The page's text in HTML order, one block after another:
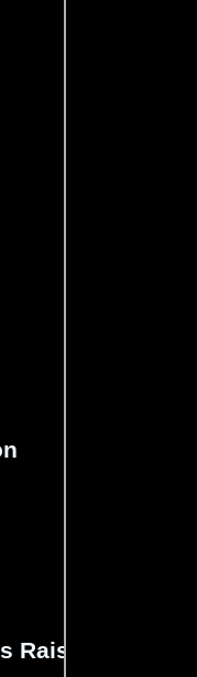
Raised